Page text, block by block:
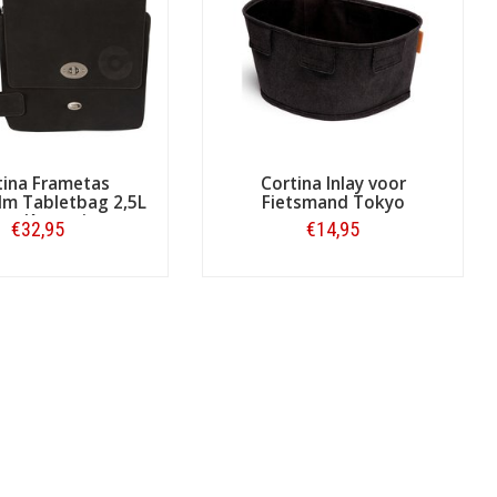
Frametas
Tabletbag 2,5L
Antraciet
€32,95
Cortina Inlay voor
Fietsmand Tokyo
€14,95